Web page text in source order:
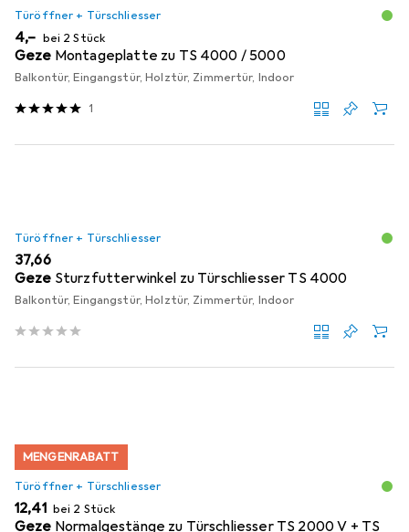
Türöffner + Türschliesser
EUR
4,– bei 2 Stück
Geze Montageplatte zu TS 4000 / 5000
Balkontür, Eingangstür, Holztür, Zimmertür, Indoor
1
Türöffner + Türschliesser
EUR
37,66
Geze Sturzfutterwinkel zu Türschliesser TS 4000
Balkontür, Eingangstür, Holztür, Zimmertür, Indoor
MENGENRABATT
Türöffner + Türschliesser
EUR
12,41 bei 2 Stück
Geze Normalgestänge zu Türschliesser TS 2000 V + TS